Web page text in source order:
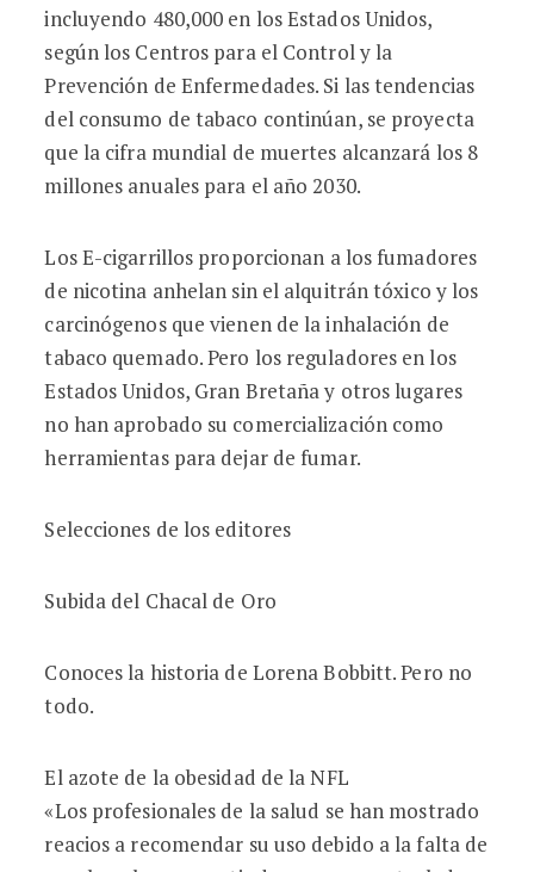
incluyendo 480,000 en los Estados Unidos,
según los Centros para el Control y la
Prevención de Enfermedades. Si las tendencias
del consumo de tabaco continúan, se proyecta
que la cifra mundial de muertes alcanzará los 8
millones anuales para el año 2030.
Los E-cigarrillos proporcionan a los fumadores
de nicotina anhelan sin el alquitrán tóxico y los
carcinógenos que vienen de la inhalación de
tabaco quemado. Pero los reguladores en los
Estados Unidos, Gran Bretaña y otros lugares
no han aprobado su comercialización como
herramientas para dejar de fumar.
Selecciones de los editores
Subida del Chacal de Oro
Conoces la historia de Lorena Bobbitt. Pero no
todo.
El azote de la obesidad de la NFL
«Los profesionales de la salud se han mostrado
reacios a recomendar su uso debido a la falta de